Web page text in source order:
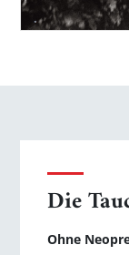
Die
Ohne